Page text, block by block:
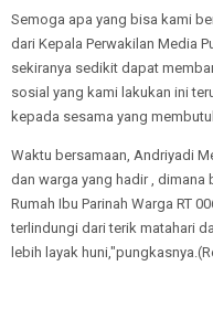
Semoga apa yang bisa kami
dari Kepala Perwakilan Media
sekiranya sedikit dapat
sosial yang kami lakukan ini
kepada sesama yang
Waktu bersamaan, Andriyadi
dan warga yang hadir ,
Rumah Ibu Parinah Warga RT
terlindungi dari terik matahari
lebih layak